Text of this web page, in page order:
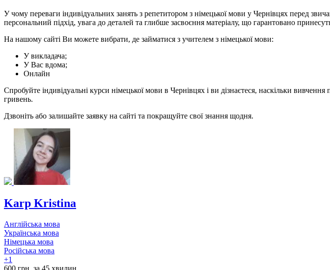
У чому переваги індивідуальних занять з репетитором з німецької мови у Чернівцях перед
персональний підхід, увага до деталей та глибше засвоєння матеріалу, що гарантовано
На нашому сайті Ви можете вибрати, де займатися з учителем з німецької мови:
У викладача;
У Вас вдома;
Онлайн
Спробуйте індивідуальні курси німецької мови в Чернівцях і ви дізнаєтеся, наскільки
гривень.
Дзвоніть або залишайте заявку на сайті та покращуйте свої знання щодня.
Karp Kristina
Англійська мова
Українська мова
Німецька мова
Російська мова
+1
600 грн. за 45 хвилин